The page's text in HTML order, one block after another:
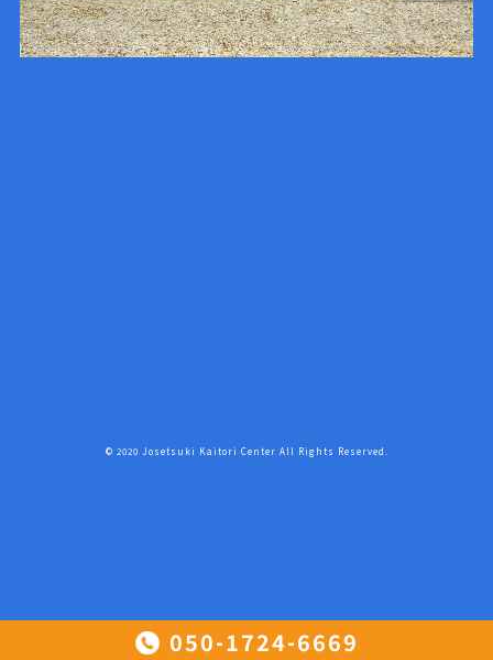
050-1724-6669
© 2020 Josetsuki Kaitori Center All Rights Reserved.